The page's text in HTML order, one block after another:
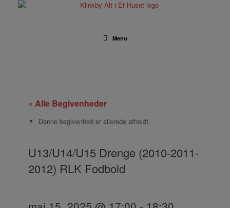
Menu
« Alle Begivenheder
Denne begivenhed er allerede afholdt.
U13/U14/U15 Drenge (2010-2011-
2012) RLK Fodbold